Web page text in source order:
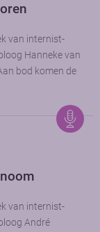
van internist-
Hanneke van
bod komen de
van internist-
André